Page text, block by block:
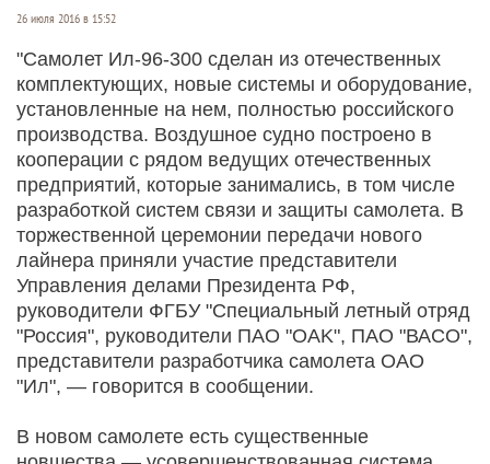
26 июля 2016 в 15:52
"Самолет Ил-96-300 сделан из отечественных
комплектующих, новые системы и оборудование,
установленные на нем, полностью российского
производства. Воздушное судно построено в
кооперации с рядом ведущих отечественных
предприятий, которые занимались, в том числе
разработкой систем связи и защиты самолета. В
торжественной церемонии передачи нового
лайнера приняли участие представители
Управления делами Президента РФ,
руководители ФГБУ "Специальный летный отряд
"Россия", руководители ПАО "OAK", ПАО "ВАСО",
представители разработчика самолета ОАО
"Ил", — говорится в сообщении.
В новом самолете есть существенные